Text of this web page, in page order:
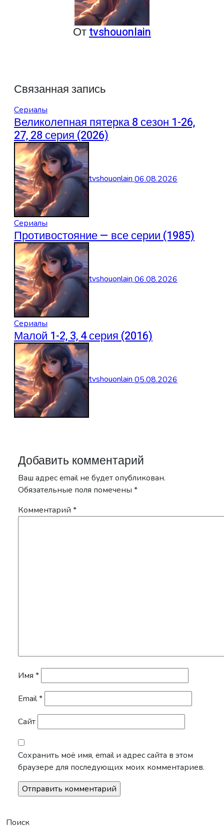
Отtvshouonlain
Связанная запись
Сериалы
Великолепная пятерка 8 сезон 1-26,
27, 28 серия (2026)
tvshouonlain06.08.2026
Сериалы
Противостояние — все серии (1985)
tvshouonlain06.08.2026
Сериалы
Малой 1-2, 3, 4 серия (2016)
tvshouonlain05.08.2026
Добавить комментарий
Ваш адрес email не будет опубликован.
Обязательные поля помечены *
Комментарий *
Имя *
Email*
Сайт
Сохранить моё имя, email и адрес сайта в этом
браузере для последующих моих комментариев.
Поиск